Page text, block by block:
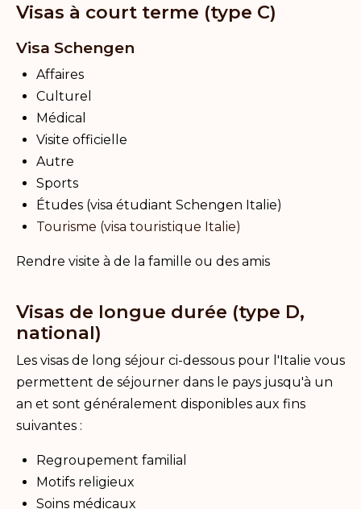
Visas à court terme (type C)
Visa Schengen
Affaires
Culturel
Médical
Visite officielle
Autre
Sports
Études (visa étudiant Schengen Italie)
Tourisme (visa touristique Italie)
Rendre visite à de la famille ou des amis
Visas de longue durée (type D,
national)
Les visas de long séjour ci-dessous pour l'Italie vous
permettent de séjourner dans le pays jusqu'à un
an et sont généralement disponibles aux fins
suivantes :
Regroupement familial
Motifs religieux
Soins médicaux